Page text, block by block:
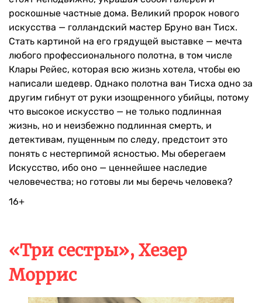
роскошные частные дома. Великий пророк нового
искусства — голландский мастер Бруно ван Тисх.
Стать картиной на его грядущей выставке — мечта
любого профессионального полотна, в том числе
Клары Рейес, которая всю жизнь хотела, чтобы ею
написали шедевр. Однако полотна ван Тисха одно за
другим гибнут от руки изощренного убийцы, потому
что высокое искусство — не только подлинная
жизнь, но и неизбежно подлинная смерть, и
детективам, пущенным по следу, предстоит это
понять с нестерпимой ясностью. Мы оберегаем
Искусство, ибо оно — ценнейшее наследие
человечества; но готовы ли мы беречь человека?
16+
«Три сестры», Хезер
Моррис